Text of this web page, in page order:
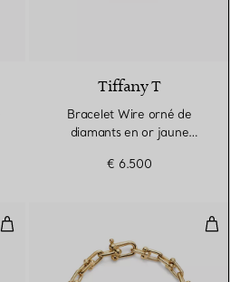
Tiffany T
Bracelet Wire orné de
diamants en or jaune
€ 6.500
Bracelet à micro-maillons en or